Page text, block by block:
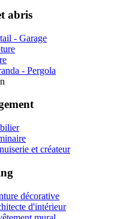
abris
- Garage
- Pergola
et créateur
décorative
d'intérieur